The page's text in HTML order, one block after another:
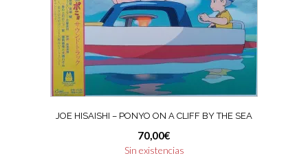
JOE HISAISHI – PONYO ON A CLIFF BY THE SEA
70,00€
Sin existencias